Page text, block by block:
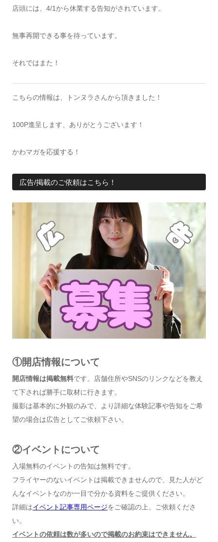
店頭には、4/1から休業する告知がされています。
無事再開できる事を待っています。
それではまた！
こちらの情報は、トンヌラさんから頂きました！
100P進呈します、ありがとうございます！
かわマガを応援する！
広告/掲載のご依頼はこちら！
①開店情報について
開店情報は掲載無料です。店舗住所やSNSのリンクなどを教え
て下されば勝手に取材に行きます。
撮影は基本的に外観のみで、より詳細な体験記事や告知をご希
望の場合は広告としてご依頼下さい。
②イベントについて
入場無料のイベントの告知は無料です。
フライヤーのないイベントは掲載できませんので、見た人がど
んなイベントなのか一目で分かる資料をご提供ください。
詳細はイベント記事専用ページをご確認の上、ご依頼くださ
い。
イベントの依頼は数が多いので掲載のお約束はできません。